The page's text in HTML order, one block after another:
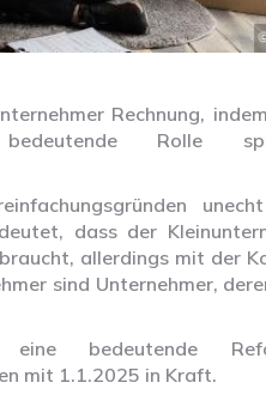
Rechnung,
bedeutende Rolle
dass der
allerdings mit der
sind Unternehmer,
eine bedeutende
mit 1.1.2025 in Kraft.